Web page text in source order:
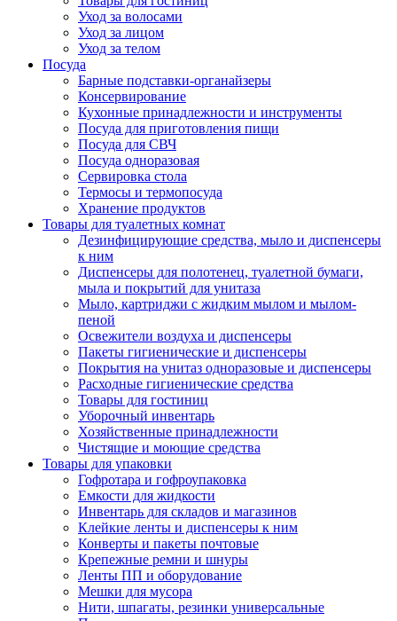
Уход за волосами
Уход за лицом
Уход за телом
Посуда
Барные подставки-органайзеры
Консервирование
Кухонные принадлежности и инструменты
Посуда для приготовления пищи
Посуда для СВЧ
Посуда одноразовая
Сервировка стола
Термосы и термопосуда
Хранение продуктов
Товары для туалетных комнат
Дезинфицирующие средства, мыло и диспенсеры
к ним
Диспенсеры для полотенец, туалетной бумаги,
мыла и покрытий для унитаза
Мыло, картриджи с жидким мылом и мылом-
пеной
Освежители воздуха и диспенсеры
Пакеты гигиенические и диспенсеры
Покрытия на унитаз одноразовые и диспенсеры
Расходные гигиенические средства
Товары для гостиниц
Уборочный инвентарь
Хозяйственные принадлежности
Чистящие и моющие средства
Товары для упаковки
Гофротара и гофроупаковка
Емкости для жидкости
Инвентарь для складов и магазинов
Клейкие ленты и диспенсеры к ним
Конверты и пакеты почтовые
Крепежные ремни и шнуры
Ленты ПП и оборудование
Мешки для мусора
Нити, шпагаты, резинки универсальные